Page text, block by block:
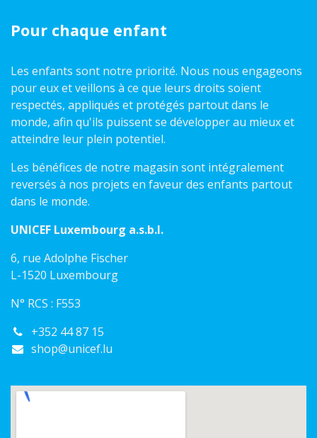
Pour chaque enfant
Les enfants sont notre priorité. Nous nous engageons
pour eux et veillons à ce que leurs droits soient
respectés, appliqués et protégés partout dans le
monde, afin qu'ils puissent se développer au mieux et
atteindre leur plein potentiel.
Les bénéfices de notre magasin sont intégralement
reversés à nos projets en faveur des enfants partout
dans le monde.
UNICEF Luxembourg a.s.b.l.
6, rue Adolphe Fischer
L-1520 Luxembourg
N° RCS : F553
+352 44 87 15
shop@unicef.lu